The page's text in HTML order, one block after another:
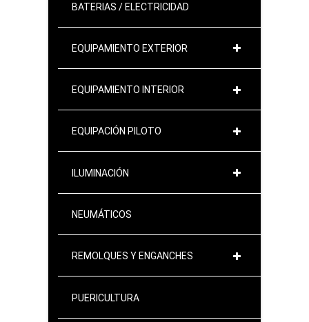
BATERIAS / ELECTRICIDAD
EQUIPAMIENTO EXTERIOR
EQUIPAMIENTO INTERIOR
EQUIPACIÓN PILOTO
ILUMINACIÓN
NEUMÁTICOS
REMOLQUES Y ENGANCHES
PUERICULTURA